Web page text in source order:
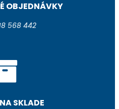
OBJEDNÁVKY
568 442
SKLADE